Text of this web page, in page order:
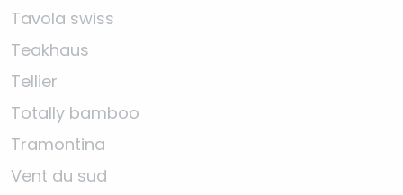
Tavola swiss
Teakhaus
Tellier
Totally bamboo
Tramontina
Vent du sud